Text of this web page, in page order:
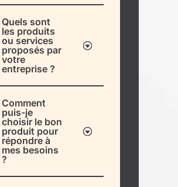
Quels sont
les produits
ou services
proposés par
votre
entreprise ?
Comment
puis-je
choisir le bon
produit pour
répondre à
mes besoins
?